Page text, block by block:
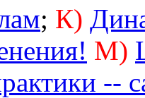
; К)
М)
--